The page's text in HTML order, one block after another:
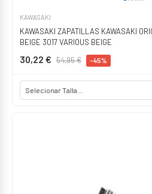
KAWASAKI
KAWASAKI ZAPATILLAS KAWASAKI
BEIGE 3017 VARIOUS BEIGE
30,22 € 54,95 € -45%